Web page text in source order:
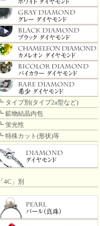
┗ タイプ別(タイプ2a型など)
┗ 鉱物結晶内包
┗ 蛍光性
┗ 特殊カット(形状)等
「4C」別